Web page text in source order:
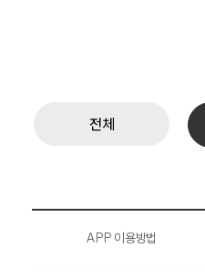
전체
APP 이용방법